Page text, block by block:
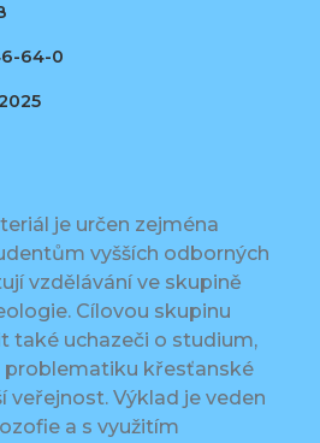
64-0
je určen zejména
vyšších odborných
vzdělávání ve skupině
Cílovou skupinu
také uchazeči o studium,
problematiku křesťanské
veřejnost. Výklad je veden
a s využitím